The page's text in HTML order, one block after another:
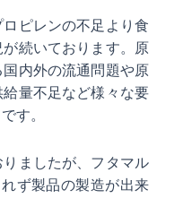
ピレンの不足より食
続いております。原
内外の流通問題や原
量不足など様々な要
す。
ましたが、フタマル
ず製品の製造が出来